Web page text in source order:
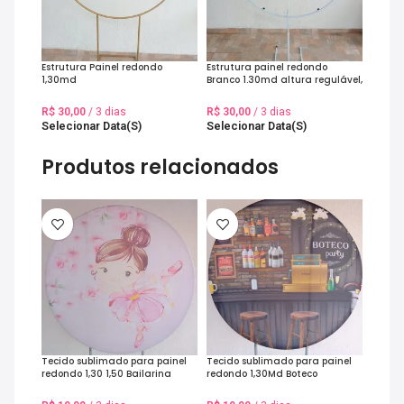
pode escolher a data inicial (dia
da retirada), e automaticamente
será informada a data final da
locação (dia da devolução). Caso
verá um aviso de indisponibilidade
Adicione os itens ao seu
preenchendo seus dados e
escolhendo a forma de entrega e
pagamento.
Pronto! Seu pedido foi recebido e
será separado para a data da sua
reserva.
Estrutura Painel redondo
1,30md
R$ 30,00 / 3 dias
Selecionar Data(s)
Estrutura painel redondo
Branco 1.30md altura regulável,
R$ 30,00 / 3 dias
Selecionar Data(s)
Produtos relacionados
Tecido sublimado para painel
redondo 1,30 1,50 Bailarina
Tecido sublimado para painel
redondo 1,30Md Boteco